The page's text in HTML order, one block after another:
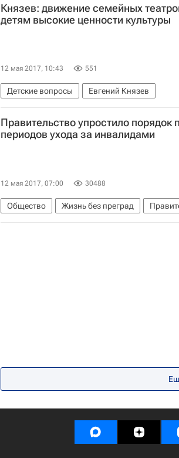
Князев: движение семейных
детям высокие ценности культуры
12 мая 2017, 10:43 551
Детские вопросы Евгений Князев
Правительство упростило порядок
периодов ухода за инвалидами
12 мая 2017, 07:00 30488
Общество Жизнь без преград